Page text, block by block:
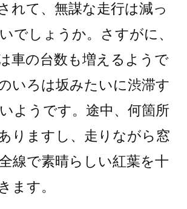
れて、無謀な走行は減っ
でしょうか。さすがに、
車の台数も増えるようで
いろは坂みたいに渋滞す
ようです。途中、何箇所
りますし、走りながら窓
線で素晴らしい紅葉を十
ます。